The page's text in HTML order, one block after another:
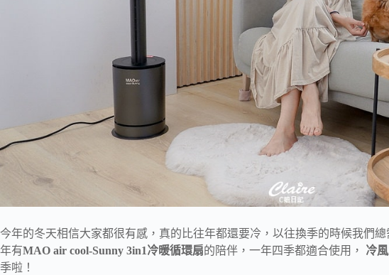
今年的冬天相信大家都很有感，真的比往年都還要冷，以往換季的時候我們
年有MAO air cool-Sunny 3in1冷暖循環扇的陪伴，一年四季都適合使用， 冷
季啦！